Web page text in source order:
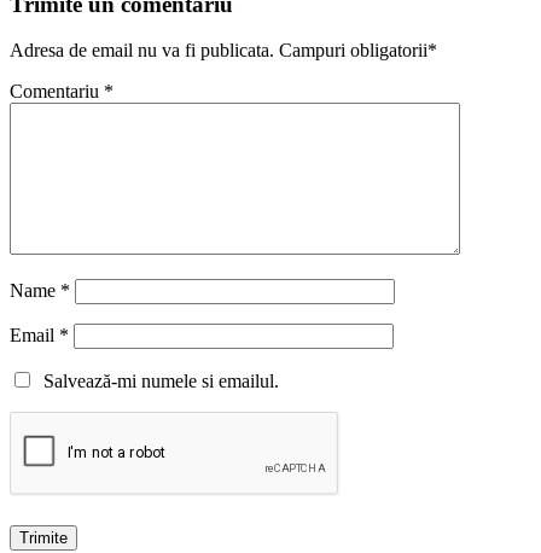
Adresa de email nu va fi publicata. Campuri obligatorii*
Comentariu *
Name *
Email *
Salvează-mi numele si emailul.